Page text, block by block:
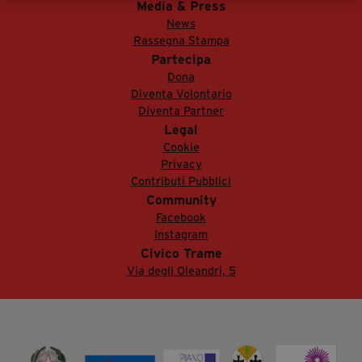
segreteria@tramefestival.it
info@tramefestival.it
Media & Press
News
Rassegna Stampa
Partecipa
Dona
Diventa Volontario
Diventa Partner
Legal
Cookie
Privacy
Contributi Pubblici
Community
Facebook
Instagram
Civico Trame
Via degli Oleandri, 5